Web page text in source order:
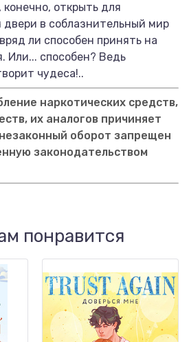
открыть для
в соблазнительный мир
ли способен принять на
Или... способен? Ведь
чудеса!..
наркотических средств,
их аналогов причиняет
оборот запрещен
законодательством
понравится